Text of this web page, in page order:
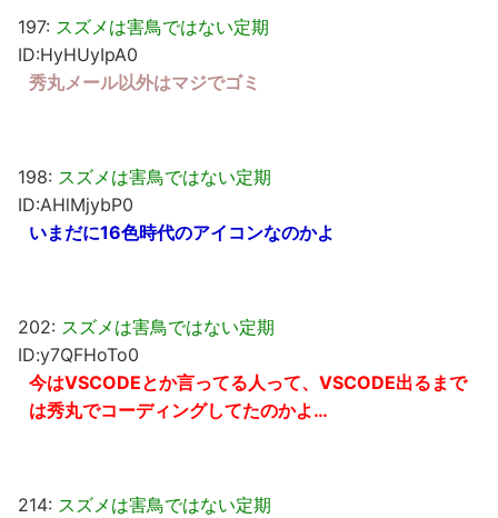
197: スズメは害鳥ではない定期
ID:HyHUyIpA0
秀丸メール以外はマジでゴミ
198: スズメは害鳥ではない定期
ID:AHlMjybP0
いまだに16色時代のアイコンなのかよ
202: スズメは害鳥ではない定期
ID:y7QFHoTo0
今はVSCODEとか言ってる人って、VSCODE出るまで
は秀丸でコーディングしてたのかよ…
214: スズメは害鳥ではない定期